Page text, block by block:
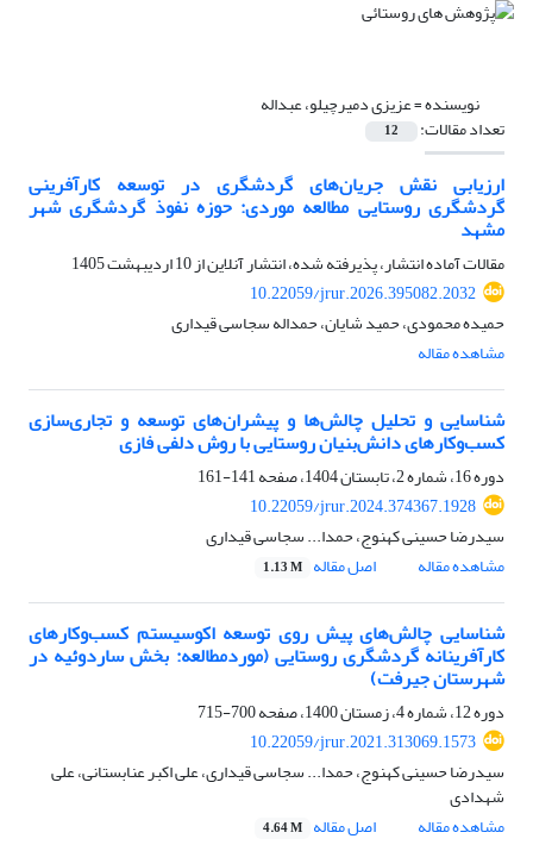
نویسنده =عزیزی دمیرچیلو، عبداله
تعداد مقالات: 12
ارزیابی نقش جریان‌های گردشگری در توسعه کارآفرینی
گردشگری روستایی مطالعه موردی: حوزه نفوذ گردشگری شهر
مشهد
مقالات آماده انتشار، پذیرفته شده، انتشار آنلاین از10 اردیبهشت 1405
10.22059/jrur.2026.395082.2032
حمیده محمودی، حمید شایان، حمداله سجاسی قیداری
مشاهده مقاله
شناسایی و تحلیل چالش‌ها و پیشران‌های توسعه و تجاری‌سازی
کسب‌وکارهای دانش‌بنیان روستایی با روش دلفی فازی
دوره 16، شماره 2، تابستان 1404، صفحه
141-161
10.22059/jrur.2024.374367.1928
سیدرضا حسینی کهنوج، حمدا... سجاسی قیداری
مشاهده مقاله
اصل مقاله 1.13 M
شناسایی چالش‌های پیش روی توسعه اکوسیستم کسب‌وکارهای
کارآفرینانه گردشگری روستایی (موردمطالعه: بخش ساردوئیه در
شهرستان جیرفت)
دوره 12، شماره 4، زمستان 1400، صفحه
700-715
10.22059/jrur.2021.313069.1573
سیدرضا حسینی کهنوج، حمدا... سجاسی قیداری، علی اکبر عنابستانی، علی
شهدادی
مشاهده مقاله
اصل مقاله 4.64 M